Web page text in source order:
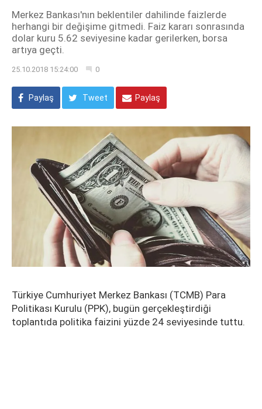
Merkez Bankası'nın beklentiler dahilinde faizlerde
herhangi bir değişime gitmedi. Faiz kararı sonrasında
dolar kuru 5.62 seviyesine kadar gerilerken, borsa
artıya geçti.
25.10.2018 15:24:00 0
Paylaş Tweet Paylaş
Türkiye Cumhuriyet Merkez Bankası (TCMB) Para
Politikası Kurulu (PPK), bugün gerçekleştirdiği
toplantıda politika faizini yüzde 24 seviyesinde tuttu.